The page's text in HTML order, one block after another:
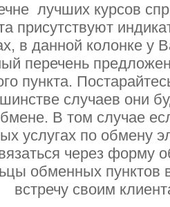
лучших курсов
присутствуют
в данной колонке у
перечень
пункта.
случаев они
В том случае
услугах по обмену
через форму
обменных пунктов
встречу своим